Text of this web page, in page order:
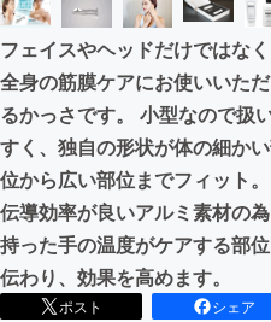
まちづくり・地域活
CAMPFIRE for Social
CAMPFIREふるさと納
フェイスやヘッドだけではなく
全身の筋膜ケアにお使いいた
るかっさです。 小型なので扱
すく、独自の形状が体の細か
位から広い部位までフィット
伝導効率が良いアルミ素材の為
持った手の温度がケアする部
伝わり、効果を高めます。
ポスト
シェア